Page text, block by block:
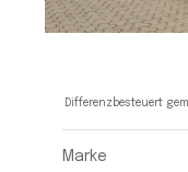
Differenzbesteuert
Marke